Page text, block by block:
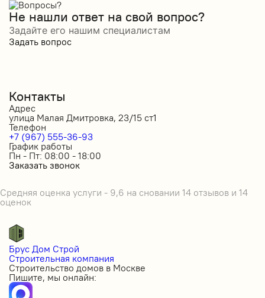
Не нашли ответ на свой вопрос?
Задайте его нашим специалистам
Задать вопрос
Контакты
Адрес
улица Малая Дмитровка, 23/15 ст1
Телефон
+7 (967) 555-36-93
График работы
Пн - Пт: 08:00 - 18:00
Заказать звонок
Средняя оценка услуги - 9,6 на сновании 14 отзывов и 14
оценок
Брус Дом Строй
Строительная компания
Строительство домов в Москве
Пишите, мы онлайн: